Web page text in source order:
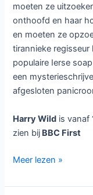
moeten ze
onthoofd en haar
en moeten ze
tirannieke
populaire Ierse
een
afgesloten
Harry Wild is vanaf
zien bij BBC First
Harry
seizoen
Meer lezen »